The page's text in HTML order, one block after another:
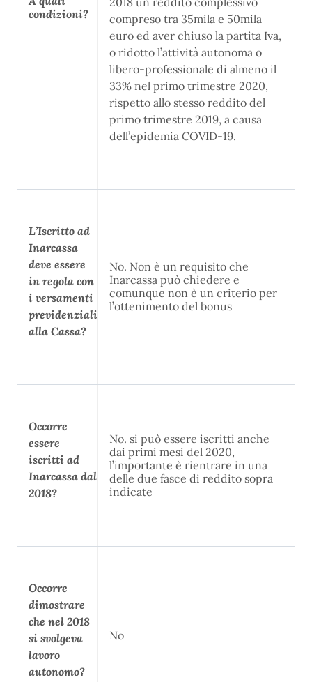
condizioni?
compreso tra 35mila e 50mila
euro ed aver chiuso la partita Iva,
o ridotto l’attività autonoma o
libero-professionale di almeno il
33% nel primo trimestre 2020,
rispetto allo stesso reddito del
primo trimestre 2019, a causa
dell’epidemia COVID-19.
L’Iscritto ad
Inarcassa
deve essere
in regola con
i versamenti
previdenziali
alla Cassa?
No. Non è un requisito che
Inarcassa può chiedere e
comunque non è un criterio per
l’ottenimento del bonus
Occorre
essere
iscritti ad
Inarcassa dal
2018?
No. si può essere iscritti anche
dai primi mesi del 2020,
l’importante è rientrare in una
delle due fasce di reddito sopra
indicate
Occorre
dimostrare
che nel 2018
si svolgeva
lavoro
autonomo?
No